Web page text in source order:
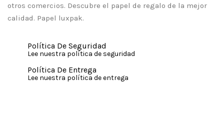
otros comercios. Descubre el papel de regalo de la mejor
calidad. Papel luxpak.
Política De Seguridad
Lee nuestra política de seguridad
Política De Entrega
Lee nuestra política de entrega